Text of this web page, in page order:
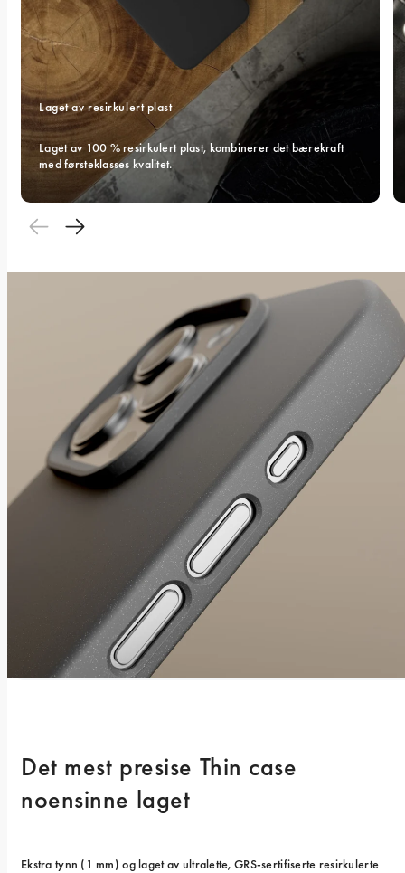
Laget av resirkulert plast
Laget av 100 % resirkulert plast, kombinerer det bærekraft
med førsteklasses kvalitet.
Det mest presise Thin case
noensinne laget
Ekstra tynn (1 mm) og laget av ultralette, GRS-sertifiserte resirkulerte